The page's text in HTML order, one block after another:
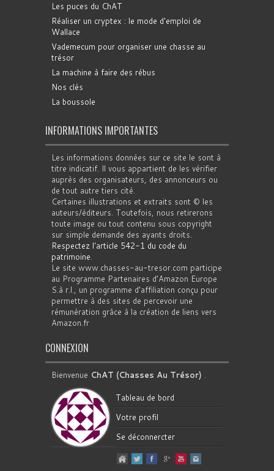
Les puces du ChAT
Réaliser un cryptex : le mode d'emploi de
Wallace
Vademecum pour organiser une chasse au
trésor
La machine à faire des rébus
Nos clés
La boussole
INFORMATIONS IMPORTANTES
Les informations données sur ce site le sont à
titre indicatif. Il vous appartient de les vérifier
auprès des organisateurs, des annonceurs ou
de tout autre tiers cité.
Certaines illustrations et extraits sont © les
auteurs/éditeurs. Toutefois, nous retirerons
toute image ou tout contenu sous copyright
sur simple demande des ayants droits.
Respectez l'article 542-1 du code du
patrimoine.
Le site www.chasses-au-tresor.com participe
au Programme Partenaires d’Amazon Europe
S.à r.l., un programme d’affiliation conçu pour
permettre à des sites de percevoir une
rémunération grâce à la création de liens vers
Amazon.fr
CONNEXION
Bienvenue ChAT (Chasses Au Trésor) .
Tableau de bord
Votre profil
Se déconnercter